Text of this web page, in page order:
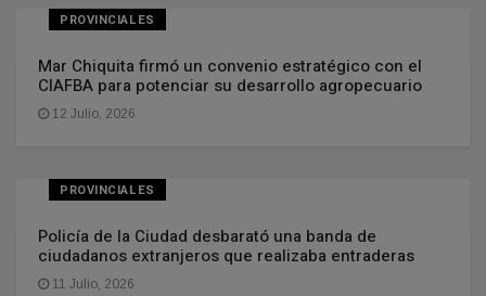
PROVINCIALES
Mar Chiquita firmó un convenio estratégico con el
CIAFBA para potenciar su desarrollo agropecuario
12 Julio, 2026
PROVINCIALES
Policía de la Ciudad desbarató una banda de
ciudadanos extranjeros que realizaba entraderas
11 Julio, 2026